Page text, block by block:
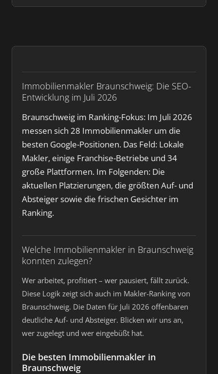
Immobilienmakler Braunschweig: Die SEO-
Entwicklung im Juli 2026
Braunschweig im Ranking-Fokus: Im Juli 2026
messen sich 28 Immobilienmakler um die
besten Google-Positionen. Das Feld: Lokale
Makler, einige Franchise-Betriebe und 34
große Plattformen. Im Folgenden: Die
aktuellen Platzierungen, die größten Auf- und
Absteiger sowie die frischen Gesichter im
Ranking.
Welche Immobilienmakler in Braunschweig
konnten zulegen?
Wer arbeitet, profitiert – wer pausiert, fällt zurück.
Diese Logik zeigt sich auch im Makler-Ranking von
Braunschweig. Die Daten für Juli 2026 offenbaren
deutliche Auf- und Absteiger. Blicken wir uns an,
wer zugelegt und wer eingebüßt hat.
Die besten Immobilienmakler in
Braunschweig